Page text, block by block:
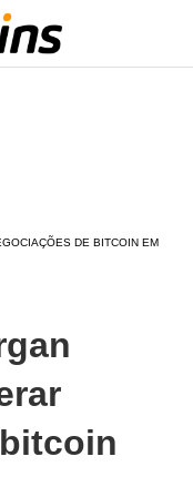
DE BITCOIN EM